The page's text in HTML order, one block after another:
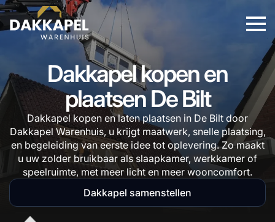
Dakkapel kopen en
plaatsen De Bilt
Dakkapel kopen en laten plaatsen in De Bilt door
Dakkapel Warenhuis, u krijgt maatwerk, snelle plaatsing,
en begeleiding van eerste idee tot oplevering. Zo maakt
u uw zolder bruikbaar als slaapkamer, werkkamer of
speelruimte, met meer licht en meer wooncomfort.
Dakkapel samenstellen